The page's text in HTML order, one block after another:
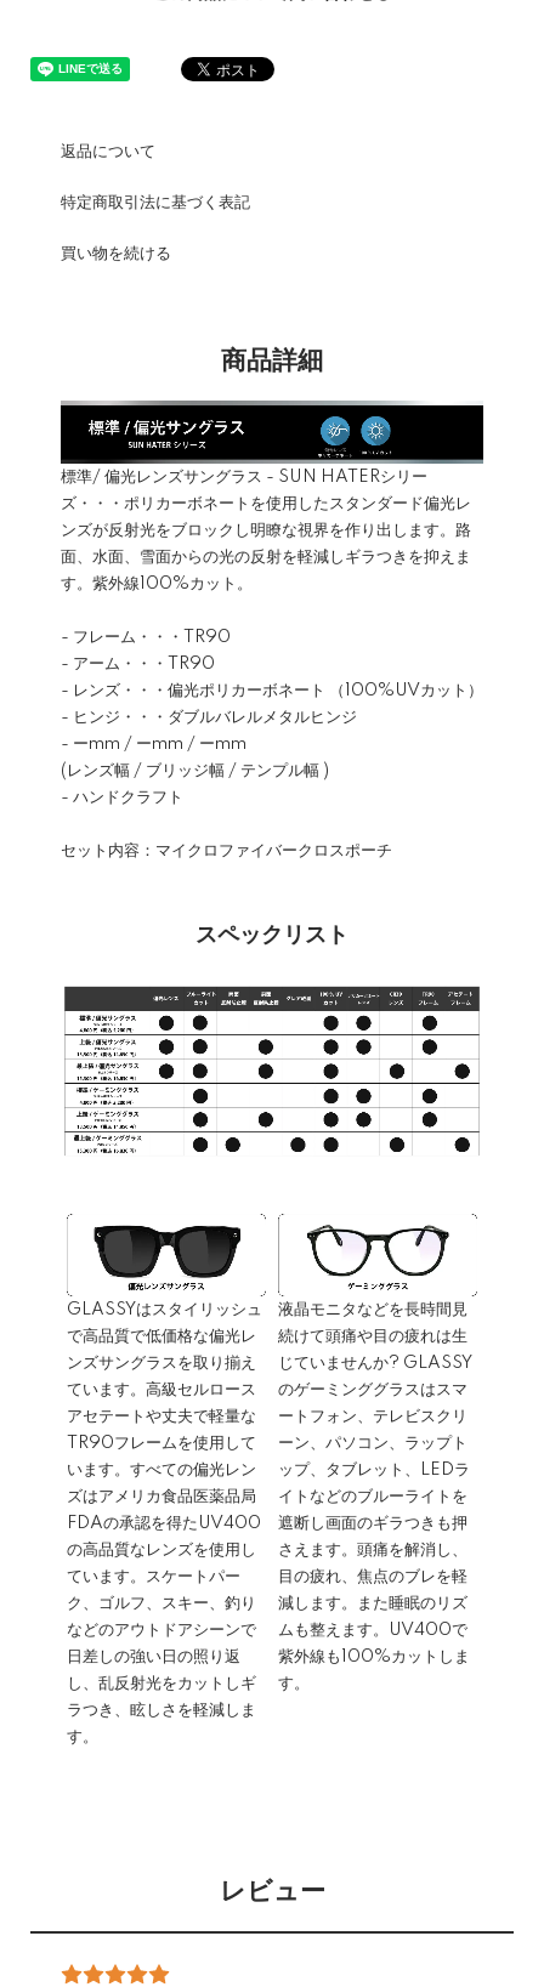
返品について
特定商取引法に基づく表記
買い物を続ける
商品詳細
標準/ 偏光レンズサングラス - SUN HATERシリー
ズ・・・ポリカーボネートを使用したスタンダード偏光レ
ンズが反射光をブロックし明瞭な視界を作り出します。路
面、水面、雪面からの光の反射を軽減しギラつきを抑えま
す。紫外線100%カット。
- フレーム・・・TR90
- アーム・・・TR90
- レンズ・・・偏光ポリカーボネート （100%UVカット）
- ヒンジ・・・ダブルバレルメタルヒンジ
- ーmm / ーmm / ーmm
(レンズ幅 / ブリッジ幅 / テンプル幅 )
- ハンドクラフト
セット内容：マイクロファイバークロスポーチ
スペックリスト
GLASSYはスタイリッシュ
で高品質で低価格な偏光レ
ンズサングラスを取り揃え
ています。高級セルロース
アセテートや丈夫で軽量な
TR90フレームを使用して
います。すべての偏光レン
ズはアメリカ食品医薬品局
FDAの承認を得たUV400
の高品質なレンズを使用し
ています。スケートパー
ク、ゴルフ、スキー、釣り
などのアウトドアシーンで
日差しの強い日の照り返
し、乱反射光をカットしギ
ラつき、眩しさを軽減しま
す。
液晶モニタなどを長時間見
続けて頭痛や目の疲れは生
じていませんか? GLASSY
のゲーミンググラスはスマ
ートフォン、テレビスクリ
ーン、パソコン、ラップト
ップ、タブレット、LEDラ
イトなどのブルーライトを
遮断し画面のギラつきも押
さえます。頭痛を解消し、
目の疲れ、焦点のブレを軽
減します。また睡眠のリズ
ムも整えます。UV400で
紫外線も100%カットしま
す。
レビュー